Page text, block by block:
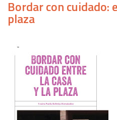
Bordar con cuidado:
plaza